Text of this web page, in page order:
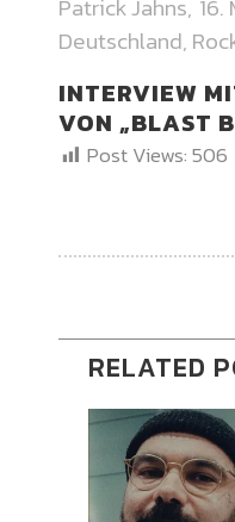
Patrick Jahns 16.
Deutschland,
INTERVIEW
VON „BLAST
Post Views:506
RELATED